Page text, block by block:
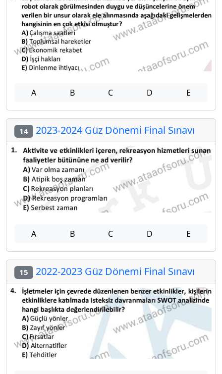
A B C D E
14 2023-2024 Güz Dönemi Final Sınavı
A B C D E
15 2022-2023 Güz Dönemi Final Sınavı